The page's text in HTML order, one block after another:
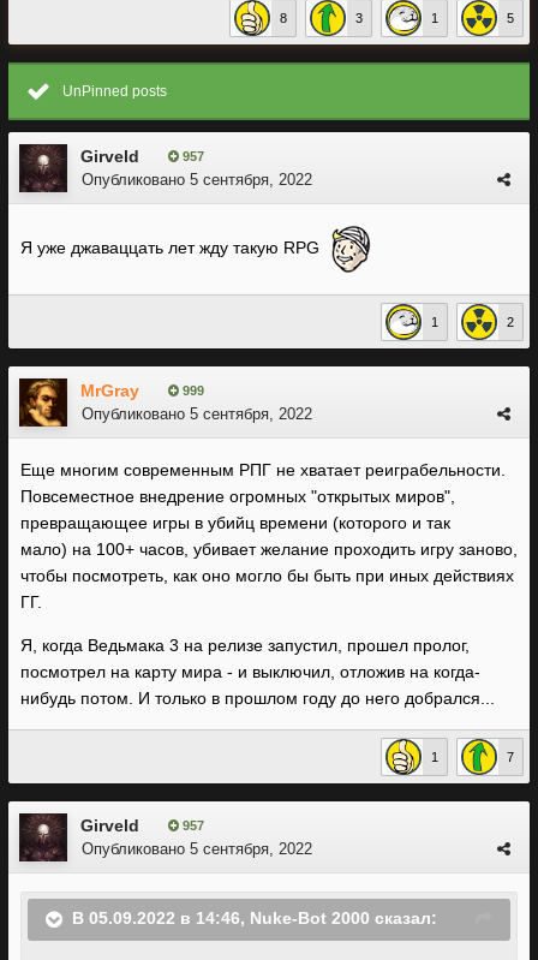
8 3 1 5
UnPinned posts
Girveld 957
Опубликовано 5 сентября, 2022
Я уже джаваццать лет жду такую RPG
1 2
MrGray 999
Опубликовано 5 сентября, 2022
Еще многим современным РПГ не хватает реиграбельности.
Повсеместное внедрение огромных "открытых миров",
превращающее игры в убийц времени (которого и так
мало) на 100+ часов, убивает желание проходить игру заново,
чтобы посмотреть, как оно могло бы быть при иных действиях
ГГ.
Я, когда Ведьмака 3 на релизе запустил, прошел пролог,
посмотрел на карту мира - и выключил, отложив на когда-
нибудь потом. И только в прошлом году до него добрался...
1 7
Girveld 957
Опубликовано 5 сентября, 2022
В 05.09.2022 в 14:46, Nuke-Bot 2000 сказал: